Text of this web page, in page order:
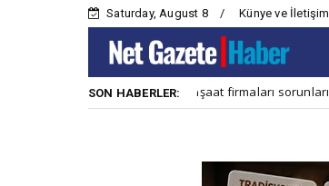
Saturday, August 8 Künye ve İletişim
SON HABERLER:
Konut inşaat firmaları sorunları artıyor